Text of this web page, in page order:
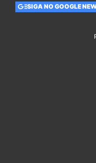
SIGA NO GOOGLE